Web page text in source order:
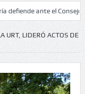
ante el Consejo de
URT, LIDERÓ ACTOS DE